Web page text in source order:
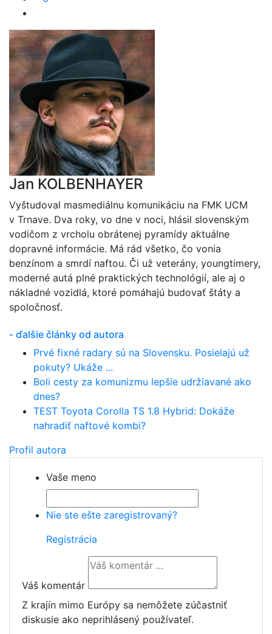
Jan KOLBENHAYER
Vyštudoval masmediálnu komunikáciu na FMK UCM
v Trnave. Dva roky, vo dne v noci, hlásil slovenským
vodičom z vrcholu obrátenej pyramídy aktuálne
dopravné informácie. Má rád všetko, čo vonia
benzínom a smrdí naftou. Či už veterány, youngtimery,
moderné autá plné praktických technológií, ale aj o
nákladné vozidlá, ktoré pomáhajú budovať štáty a
spoločnosť.
- ďalšie články od autora
Prvé fixné radary sú na Slovensku. Posielajú už
pokuty? Ukáže ...
Boli cesty za komunizmu lepšie udržiavané ako
dnes?
TEST Toyota Corolla TS 1.8 Hybrid: Dokáže
nahradiť naftové kombi?
Profil autora
Vaše meno
Nie ste ešte zaregistrovaný?
Registrácia
Váš komentár
Z krajín mimo Európy sa nemôžete zúčastniť
diskusie ako neprihlásený používateľ.